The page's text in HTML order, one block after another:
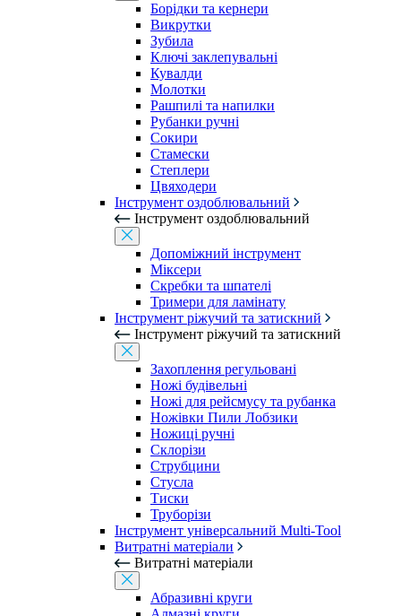
Борідки та кернери
Викрутки
Зубила
Ключі заклепувальні
Кувалди
Молотки
Рашпилі та напилки
Рубанки ручні
Сокири
Стамески
Степлери
Цвяходери
Інструмент оздоблювальний
Інструмент оздоблювальний
Допоміжний інструмент
Міксери
Скребки та шпателі
Тримери для ламінату
Інструмент ріжучий та затискний
Інструмент ріжучий та затискний
Захоплення регульовані
Ножі будівельні
Ножі для рейсмусу та рубанка
Ножівки Пили Лобзики
Ножиці ручні
Склорізи
Струбцини
Стусла
Тиски
Труборізи
Інструмент універсальний Multi-Tool
Витратні матеріали
Витратні матеріали
Абразивні круги